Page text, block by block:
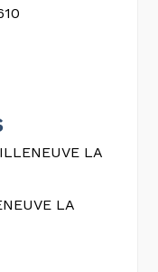
LA
LA